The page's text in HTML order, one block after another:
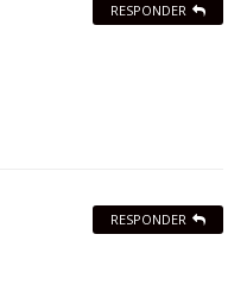
RESPONDER
RESPONDER